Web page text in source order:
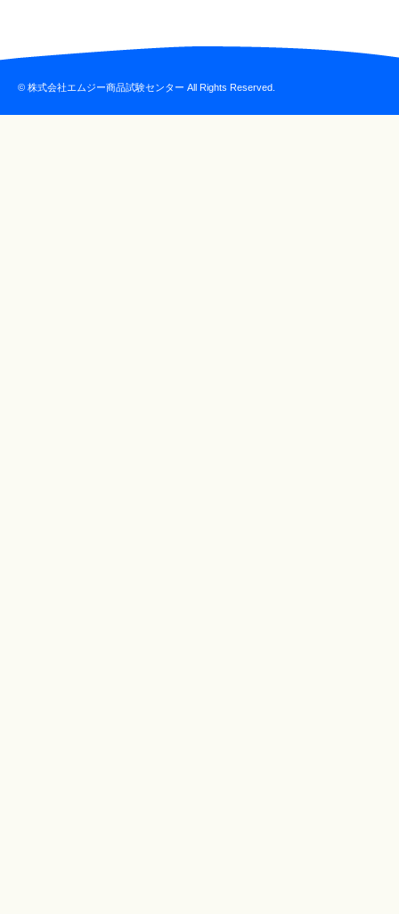
© 株式会社エムジー商品試験センター All Rights Reserved.